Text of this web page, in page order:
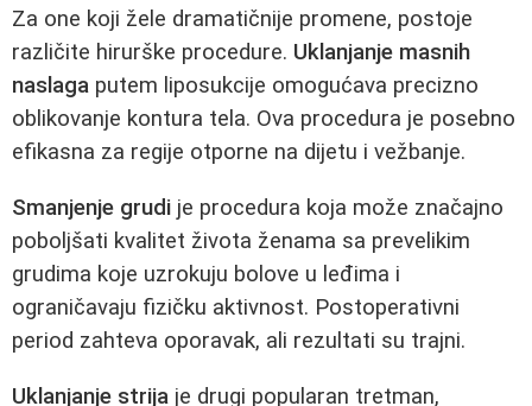
Za one koji žele dramatičnije promene, postoje
različite hirurške procedure. Uklanjanje masnih
naslaga putem liposukcije omogućava precizno
oblikovanje kontura tela. Ova procedura je posebno
efikasna za regije otporne na dijetu i vežbanje.
Smanjenje grudi je procedura koja može značajno
poboljšati kvalitet života ženama sa prevelikim
grudima koje uzrokuju bolove u leđima i
ograničavaju fizičku aktivnost. Postoperativni
period zahteva oporavak, ali rezultati su trajni.
Uklanjanje strija je drugi popularan tretman,